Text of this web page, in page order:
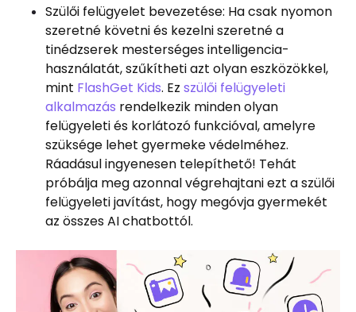
Szülői felügyelet bevezetése: Ha csak nyomon
szeretné követni és kezelni szeretné a
tinédzserek mesterséges intelligencia-
használatát, szűkítheti azt olyan eszközökkel,
mint FlashGet Kids. Ez szülői felügyeleti
alkalmazás rendelkezik minden olyan
felügyeleti és korlátozó funkcióval, amelyre
szüksége lehet gyermeke védelméhez.
Ráadásul ingyenesen telepíthető! Tehát
próbálja meg azonnal végrehajtani ezt a szülői
felügyeleti javítást, hogy megóvja gyermekét
az összes AI chatbottól.